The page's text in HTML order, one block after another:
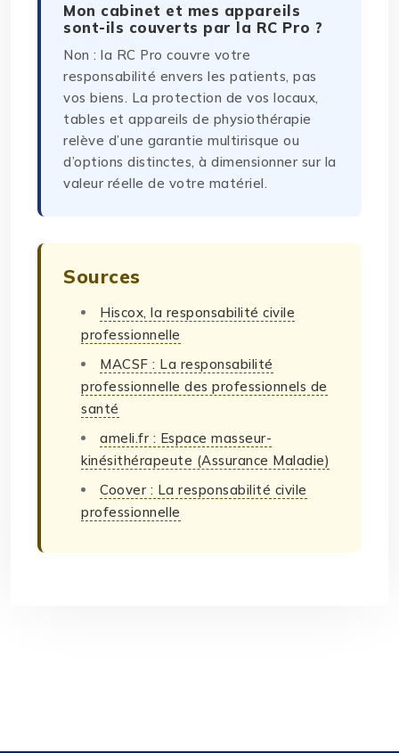
Mon cabinet et mes appareils
sont-ils couverts par la RC Pro ?
Non : la RC Pro couvre votre
responsabilité envers les patients, pas
vos biens. La protection de vos locaux,
tables et appareils de physiothérapie
relève d’une garantie multirisque ou
d’options distinctes, à dimensionner sur la
valeur réelle de votre matériel.
Sources
Hiscox, la responsabilité civile
professionnelle
MACSF : La responsabilité
professionnelle des professionnels de
santé
ameli.fr : Espace masseur-
kinésithérapeute (Assurance Maladie)
Coover : La responsabilité civile
professionnelle